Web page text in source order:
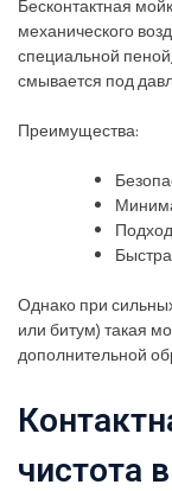
Бесконтактная
механического
специальной
смывается под
Преимущества:
Однако при
или битум) такая
дополнительной
чистота